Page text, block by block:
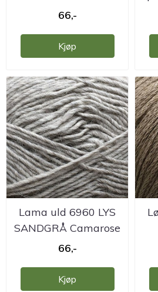
Camarose
66,-
Kjøp
Lama uld 6960 LYS
SANDGRÅ Camarose
66,-
Kjøp